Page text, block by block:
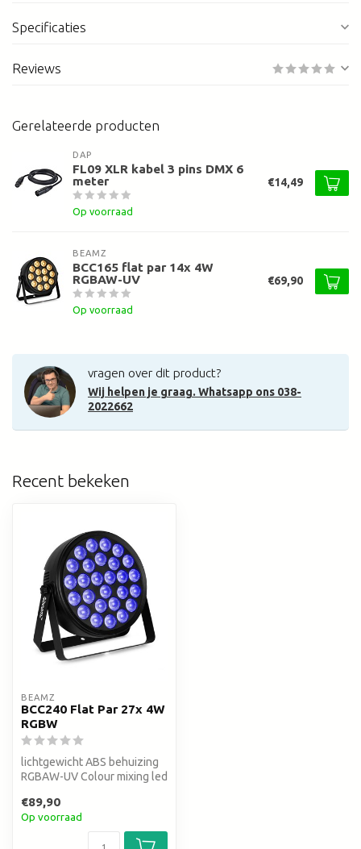
Specificaties
Reviews
Gerelateerde producten
DAP
FL09 XLR kabel 3 pins DMX 6
meter
Op voorraad
€14,49
BEAMZ
BCC165 flat par 14x 4W
RGBAW-UV
Op voorraad
€69,90
vragen over dit product?
Wij helpen je graag. Whatsapp ons 038-
2022662
Recent bekeken
BEAMZ
BCC240 Flat Par 27x 4W
RGBW
lichtgewicht ABS behuizing
RGBAW-UV Colour mixing led
€89,90
Op voorraad